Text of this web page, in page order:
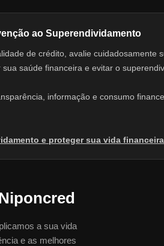
ao Superendividamento
de crédito, avalie
saúde financeira e evitar o
informação e consumo
e proteger sua vida financeira
a sua vida
e as melhores